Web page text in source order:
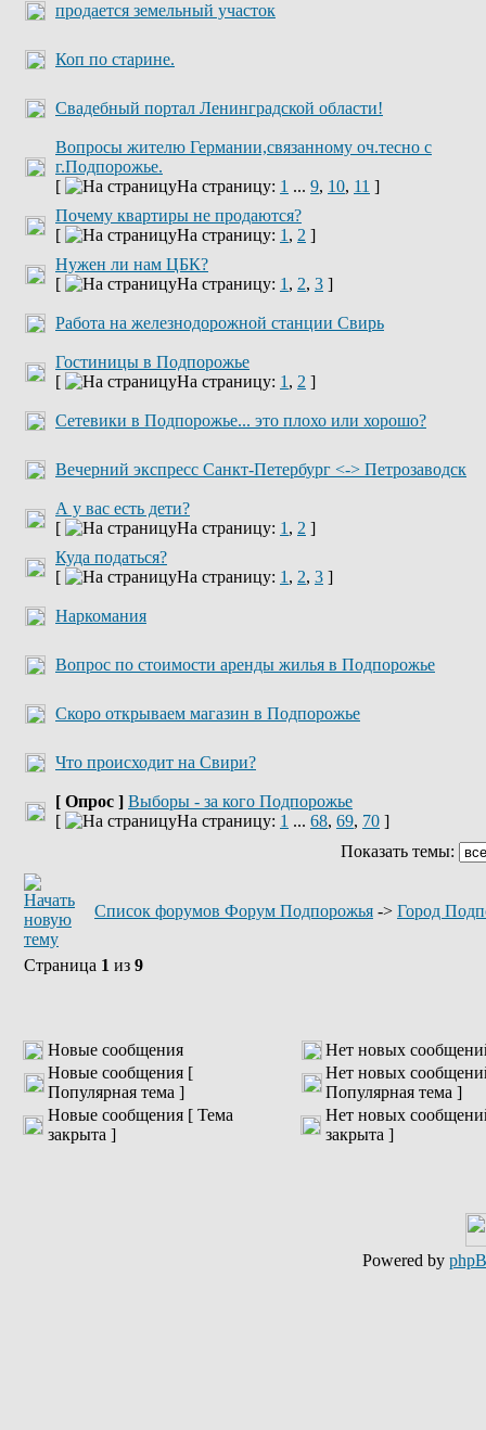
продается земельный участок
Коп по старине.
Свадебный портал Ленинградской области!
Вопросы жителю Германии,связанному оч.тесно с
г.Подпорожье.
[
На страницу: 1 ... 9, 10, 11 ]
Почему квартиры не продаются?
[
На страницу: 1 , 2 ]
Нужен ли нам ЦБК?
[
На страницу: 1 , 2, 3 ]
Работа на железнодорожной станции Свирь
Гостиницы в Подпорожье
[
На страницу: 1 , 2 ]
Сетевики в Подпорожье... это плохо или хорошо?
Вечерний экспресс Санкт-Петербург <-> Петрозаводск
А у вас есть дети?
[
На страницу: 1 , 2 ]
Куда податься?
[
На страницу: 1 , 2, 3 ]
Наркомания
Вопрос по стоимости аренды жилья в Подпорожье
Скоро открываем магазин в Подпорожье
Что происходит на Свири?
[ Опрос ] Выборы - за кого Подпорожье
[
На страницу: 1 ... 68, 69, 70 ]
Показать темы:
Список форумов Форум Подпорожья -> Город
Страница 1 из 9
Новые сообщения
Нет новых
Новые сообщения [
Популярная тема ]
Нет новых
Популярная тема ]
Новые сообщения [ Тема
закрыта ]
Нет новых
закрыта ]
Powered by